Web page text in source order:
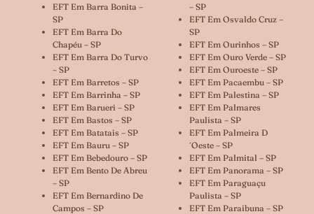
EFT Em Barra Bonita –
SP
EFT Em Barra Do
Chapéu – SP
EFT Em Barra Do Turvo
– SP
EFT Em Barretos – SP
EFT Em Barrinha – SP
EFT Em Barueri – SP
EFT Em Bastos – SP
EFT Em Batatais – SP
EFT Em Bauru – SP
EFT Em Bebedouro – SP
EFT Em Bento De Abreu
– SP
EFT Em Bernardino De
Campos – SP
– SP
EFT Em Osvaldo Cruz –
SP
EFT Em Ourinhos – SP
EFT Em Ouro Verde – SP
EFT Em Ouroeste – SP
EFT Em Pacaembu – SP
EFT Em Palestina – SP
EFT Em Palmares
Paulista – SP
EFT Em Palmeira D
´oeste – SP
EFT Em Palmital – SP
EFT Em Panorama – SP
EFT Em Paraguaçu
Paulista – SP
EFT Em Paraibuna – SP